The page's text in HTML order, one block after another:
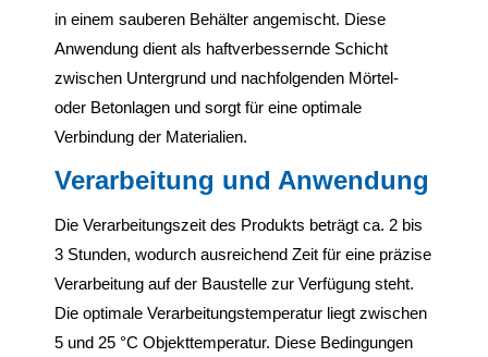
in einem sauberen Behälter angemischt. Diese
Anwendung dient als haftverbessernde Schicht
zwischen Untergrund und nachfolgenden Mörtel-
oder Betonlagen und sorgt für eine optimale
Verbindung der Materialien.
Verarbeitung und Anwendung
Die Verarbeitungszeit des Produkts beträgt ca. 2 bis
3 Stunden, wodurch ausreichend Zeit für eine präzise
Verarbeitung auf der Baustelle zur Verfügung steht.
Die optimale Verarbeitungstemperatur liegt zwischen
5 und 25 °C Objekttemperatur. Diese Bedingungen